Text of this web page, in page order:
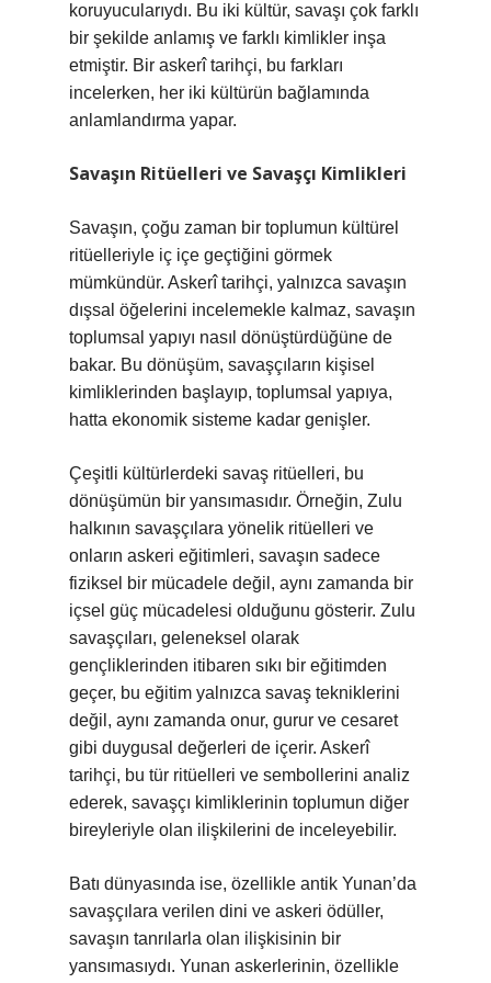
koruyucularıydı. Bu iki kültür, savaşı çok farklı
bir şekilde anlamış ve farklı kimlikler inşa
etmiştir. Bir askerî tarihçi, bu farkları
incelerken, her iki kültürün bağlamında
anlamlandırma yapar.
Savaşın Ritüelleri ve Savaşçı Kimlikleri
Savaşın, çoğu zaman bir toplumun kültürel
ritüelleriyle iç içe geçtiğini görmek
mümkündür. Askerî tarihçi, yalnızca savaşın
dışsal öğelerini incelemekle kalmaz, savaşın
toplumsal yapıyı nasıl dönüştürdüğüne de
bakar. Bu dönüşüm, savaşçıların kişisel
kimliklerinden başlayıp, toplumsal yapıya,
hatta ekonomik sisteme kadar genişler.
Çeşitli kültürlerdeki savaş ritüelleri, bu
dönüşümün bir yansımasıdır. Örneğin, Zulu
halkının savaşçılara yönelik ritüelleri ve
onların askeri eğitimleri, savaşın sadece
fiziksel bir mücadele değil, aynı zamanda bir
içsel güç mücadelesi olduğunu gösterir. Zulu
savaşçıları, geleneksel olarak
gençliklerinden itibaren sıkı bir eğitimden
geçer, bu eğitim yalnızca savaş tekniklerini
değil, aynı zamanda onur, gurur ve cesaret
gibi duygusal değerleri de içerir. Askerî
tarihçi, bu tür ritüelleri ve sembollerini analiz
ederek, savaşçı kimliklerinin toplumun diğer
bireyleriyle olan ilişkilerini de inceleyebilir.
Batı dünyasında ise, özellikle antik Yunan’da
savaşçılara verilen dini ve askeri ödüller,
savaşın tanrılarla olan ilişkisinin bir
yansımasıydı. Yunan askerlerinin, özellikle